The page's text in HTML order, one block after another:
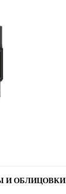
И ОБЛИЦОВКИ